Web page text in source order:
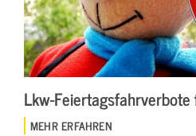
Lkw-
MEHR ERFAHREN